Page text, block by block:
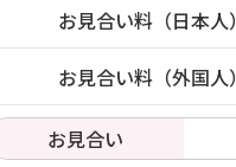
お見合い料（日本人）
お見合い料（外国人）
お見合い